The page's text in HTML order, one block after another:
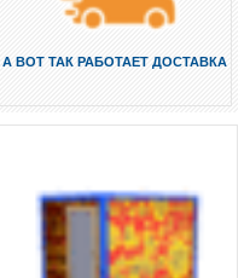
А ВОТ ТАК РАБОТАЕТ ДОСТАВКА